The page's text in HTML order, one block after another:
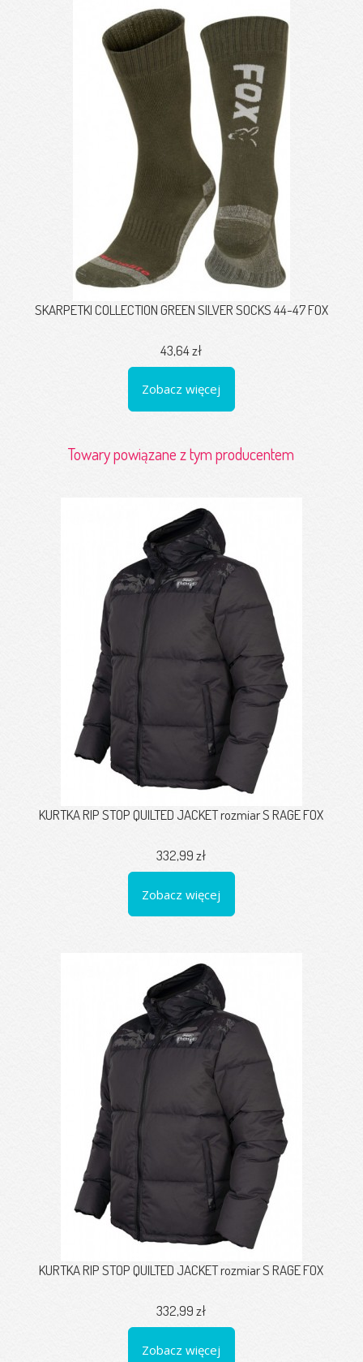
SKARPETKI COLLECTION GREEN SILVER SOCKS 44-47 FOX
43,64 zł
Zobacz więcej
Towary powiązane z tym producentem
KURTKA RIP STOP QUILTED JACKET rozmiar S RAGE FOX
332,99 zł
Zobacz więcej
KURTKA RIP STOP QUILTED JACKET rozmiar S RAGE FOX
332,99 zł
Zobacz więcej